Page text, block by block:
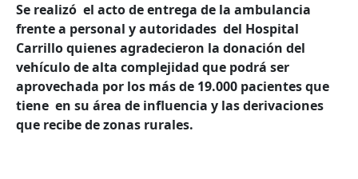
Se realizó el acto de entrega de la ambulancia
frente a personal y autoridades del Hospital
Carrillo quienes agradecieron la donación del
vehículo de alta complejidad que podrá ser
aprovechada por los más de 19.000 pacientes que
tiene en su área de influencia y las derivaciones
que recibe de zonas rurales.